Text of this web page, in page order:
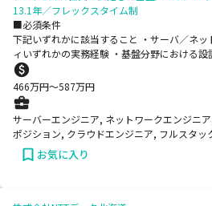
13.1年／フレックスタイム制
■必須条件
下記いずれかに該当すること ・サーバ／ネ
ィいずれかの実務経験 ・基盤分野における
466万円〜587万円
サーバーエンジニア, ネットワークエンジニ
ポジション, クラウドエンジニア, フルスタッ
お気に入り